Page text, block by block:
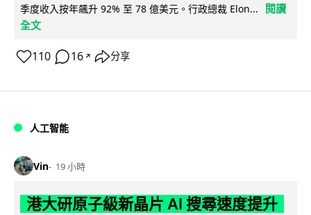
季度收入按年飆升 92% 至 78 億美元。行政總裁 Elon...
閱讀
全文
110 16 ↗ 分享
人工智能
Vin 19 小時
港大研原子級新晶片 AI 搜尋速度提升